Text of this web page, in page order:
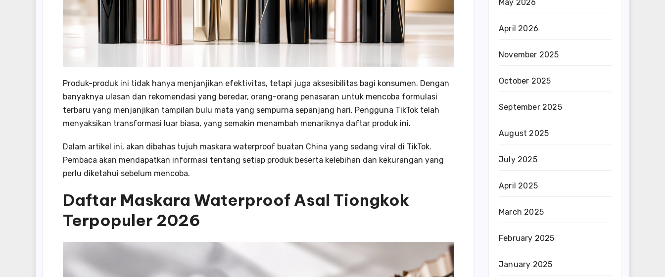
Produk-produk ini tidak hanya menjanjikan efektivitas, tetapi juga aksesibilitas bagi konsumen. Dengan
banyaknya ulasan dan rekomendasi yang beredar, orang-orang penasaran untuk mencoba formulasi
terbaru yang menjanjikan tampilan bulu mata yang sempurna sepanjang hari. Pengguna TikTok telah
menyaksikan transformasi luar biasa, yang semakin menambah menariknya daftar produk ini.
Dalam artikel ini, akan dibahas tujuh maskara waterproof buatan China yang sedang viral di TikTok.
Pembaca akan mendapatkan informasi tentang setiap produk beserta kelebihan dan kekurangan yang
perlu diketahui sebelum mencoba.
Daftar Maskara Waterproof Asal Tiongkok
Terpopuler 2026
May 2026
April 2026
November 2025
October 2025
September 2025
August 2025
July 2025
April 2025
March 2025
February 2025
January 2025